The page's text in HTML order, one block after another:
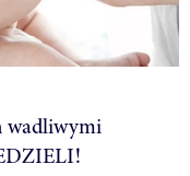
wadliwymi